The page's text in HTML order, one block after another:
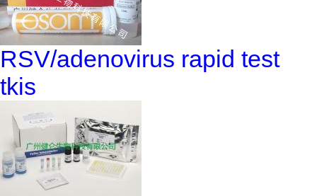
RSV/adenovirus rapid test
tkis